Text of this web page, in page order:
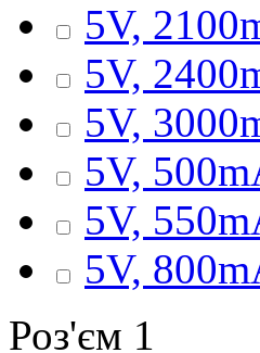
5V,
5V,
5V,
5V,
5V,
5V,
Роз'єм 1